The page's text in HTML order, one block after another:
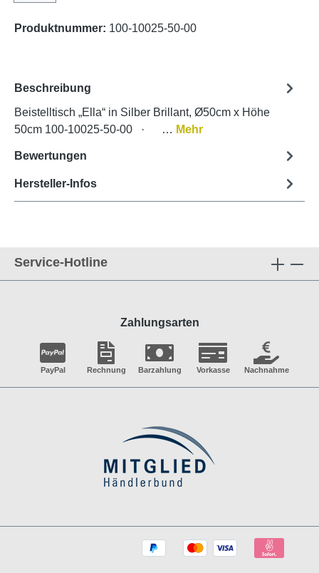
Produktnummer: 100-10025-50-00
Beschreibung
Beistelltisch „Ella“ in Silber Brillant, Ø50cm x Höhe
50cm 100-10025-50-00 · … Mehr
Bewertungen
Hersteller-Infos
Service-Hotline
Zahlungsarten
PayPal Rechnung Barzahlung Vorkasse Nachnahme